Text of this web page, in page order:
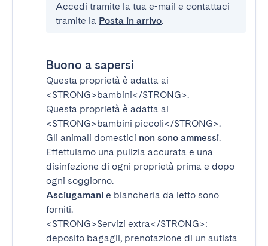
Accedi tramite la tua e-mail e contattaci
tramite la Posta in arrivo.
Buono a sapersi
Questa proprietà è adatta ai
<STRONG>bambini</STRONG>.
Questa proprietà è adatta ai
<STRONG>bambini piccoli</STRONG>.
Gli animali domestici non sono ammessi.
Effettuiamo una pulizia accurata e una
disinfezione di ogni proprietà prima e dopo
ogni soggiorno.
Asciugamani e biancheria da letto sono
forniti.
<STRONG>Servizi extra</STRONG>:
deposito bagagli, prenotazione di un autista